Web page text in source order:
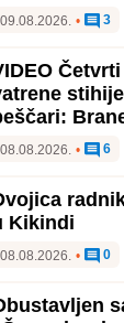
09.08.2026. • 3
08.08.2026. • 6
Kikindi
08.08.2026. • 0